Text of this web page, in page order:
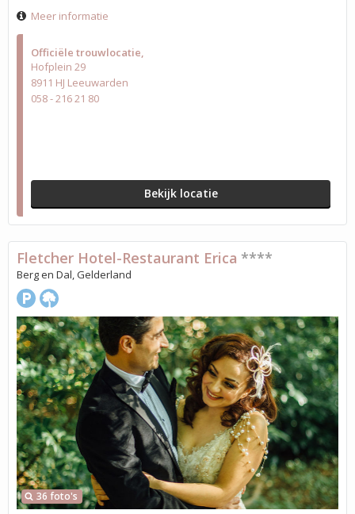
Officiële trouwlocatie
Hofplein 29
8911 HJ Leeuwarden
058 - 216 21 80
Bekijk locatie
Meer informatie
36 foto's
Fletcher Hotel-Restaurant Erica ****
Berg en Dal, Gelderland